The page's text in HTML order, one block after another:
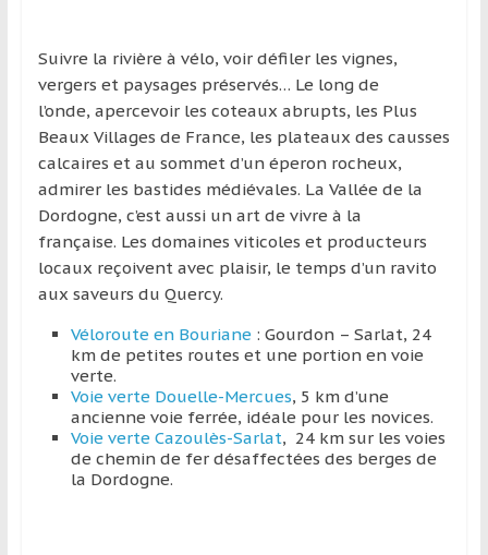
Suivre la rivière à vélo, voir défiler les vignes,
vergers et paysages préservés… Le long de
l’onde, apercevoir les coteaux abrupts, les Plus
Beaux Villages de France, les plateaux des causses
calcaires et au sommet d’un éperon rocheux,
admirer les bastides médiévales. La Vallée de la
Dordogne, c’est aussi un art de vivre à la
française. Les domaines viticoles et producteurs
locaux reçoivent avec plaisir, le temps d’un ravito
aux saveurs du Quercy.
Véloroute en Bouriane: Gourdon – Sarlat, 24
km de petites routes et une portion en voie
verte.
Voie verte Douelle-Mercues, 5 km d’une
ancienne voie ferrée, idéale pour les novices.
Voie verte Cazoulès-Sarlat, 24 km sur les voies
de chemin de fer désaffectées des berges de
la Dordogne.